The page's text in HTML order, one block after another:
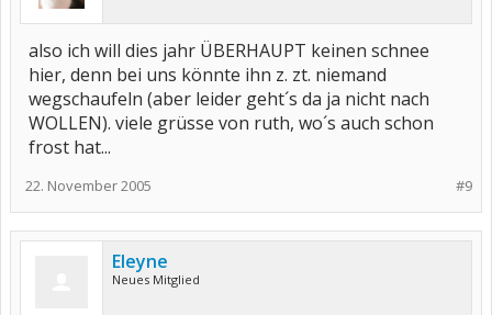
also ich will dies jahr ÜBERHAUPT keinen schnee
hier, denn bei uns könnte ihn z. zt. niemand
wegschaufeln (aber leider geht´s da ja nicht nach
WOLLEN). viele grüsse von ruth, wo´s auch schon
frost hat...
#9
22. November 2005
Eleyne
Neues Mitglied